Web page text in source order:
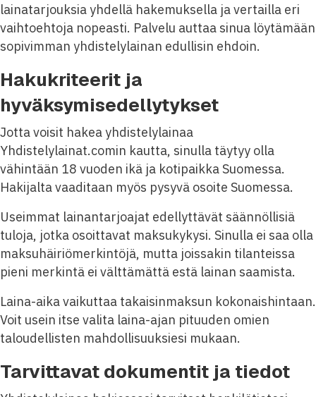
lainatarjouksia yhdellä hakemuksella ja vertailla eri
vaihtoehtoja nopeasti. Palvelu auttaa sinua löytämään
sopivimman yhdistelylainan edullisin ehdoin.
Hakukriteerit ja
hyväksymisedellytykset
Jotta voisit hakea yhdistelylainaa
Yhdistelylainat.comin kautta, sinulla täytyy olla
vähintään 18 vuoden ikä ja kotipaikka Suomessa.
Hakijalta vaaditaan myös pysyvä osoite Suomessa.
Useimmat lainantarjoajat edellyttävät säännöllisiä
tuloja, jotka osoittavat maksukykysi. Sinulla ei saa olla
maksuhäiriömerkintöjä, mutta joissakin tilanteissa
pieni merkintä ei välttämättä estä lainan saamista.
Laina-aika vaikuttaa takaisinmaksun kokonaishintaan.
Voit usein itse valita laina-ajan pituuden omien
taloudellisten mahdollisuuksiesi mukaan.
Tarvittavat dokumentit ja tiedot